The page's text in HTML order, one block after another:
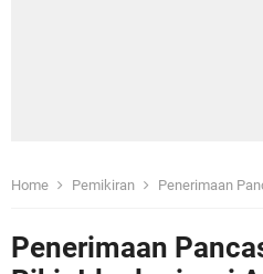
Home Pemikiran Penerimaan
Penerimaan